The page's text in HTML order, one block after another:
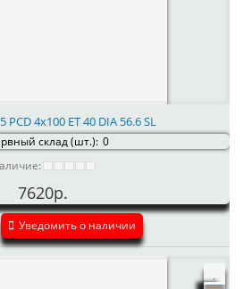
PCD 4x100 ET 40 DIA 56.6 SL
склад (шт.): 0
7620р.
Уведомить о наличии